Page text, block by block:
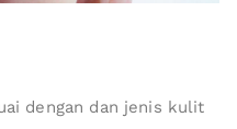
dengan dan jenis kulit